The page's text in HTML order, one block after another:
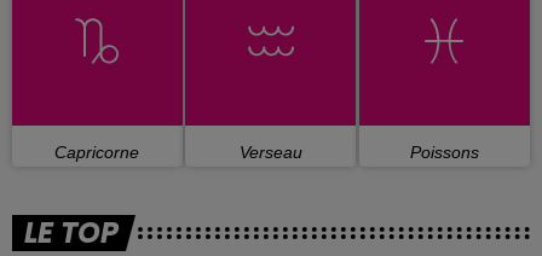
Capricorne Verseau Poissons
LE TOP